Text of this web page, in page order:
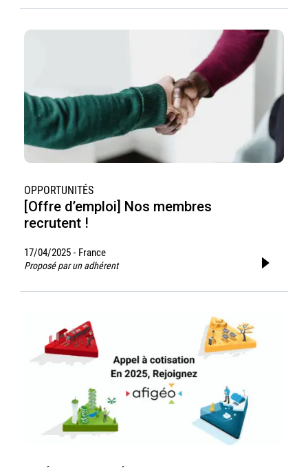
OPPORTUNITÉS
[Offre d’emploi] Nos membres
recrutent !
17/04/2025 - France
Proposé par un adhérent